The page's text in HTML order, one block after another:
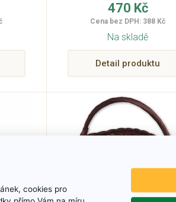
470 Kč
Cena bez DPH: 388 Kč
Na skladě
Detail produktu
cookies pro